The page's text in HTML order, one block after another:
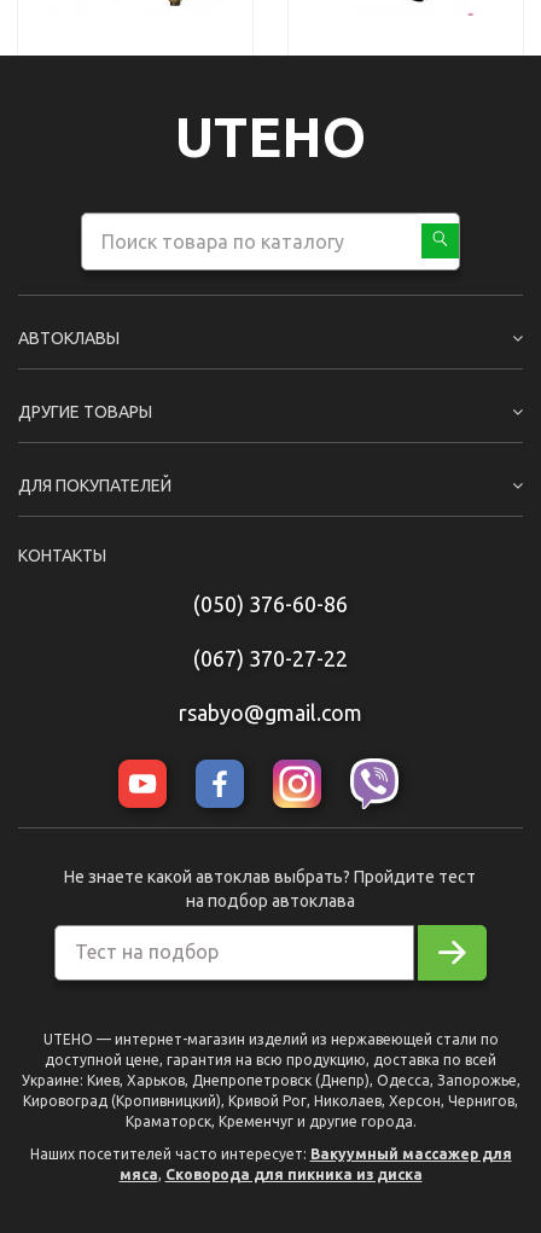
UTEHO
АВТОКЛАВЫ
ДРУГИЕ ТОВАРЫ
ДЛЯ ПОКУПАТЕЛЕЙ
КОНТАКТЫ
(050) 376-60-86
(067) 370-27-22
rsabyo@gmail.com
Тест на подбор
Не знаете какой автоклав выбрать? Пройдите тест
на подбор автоклава
UTEHO — интернет-магазин изделий из нержавеющей стали по
доступной цене, гарантия на всю продукцию, доставка по всей
Украине: Киев, Харьков, Днепропетровск (Днепр), Одесса, Запорожье,
Кировоград (Кропивницкий), Кривой Рог, Николаев, Херсон, Чернигов,
Краматорск, Кременчуг и другие города.
Наших посетителей часто интересует: Вакуумный массажер для
мяса, Сковорода для пикника из диска